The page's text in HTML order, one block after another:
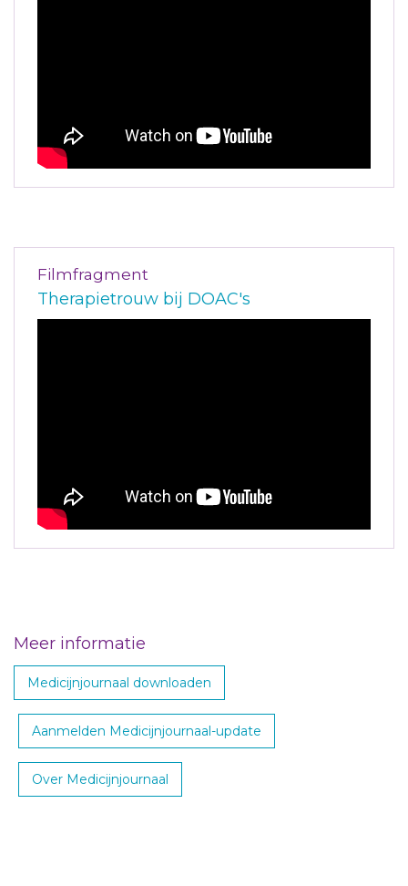
Filmfragment
Therapietrouw bij DOAC's
Meer informatie
Medicijnjournaal downloaden
Aanmelden Medicijnjournaal-update
Over Medicijnjournaal